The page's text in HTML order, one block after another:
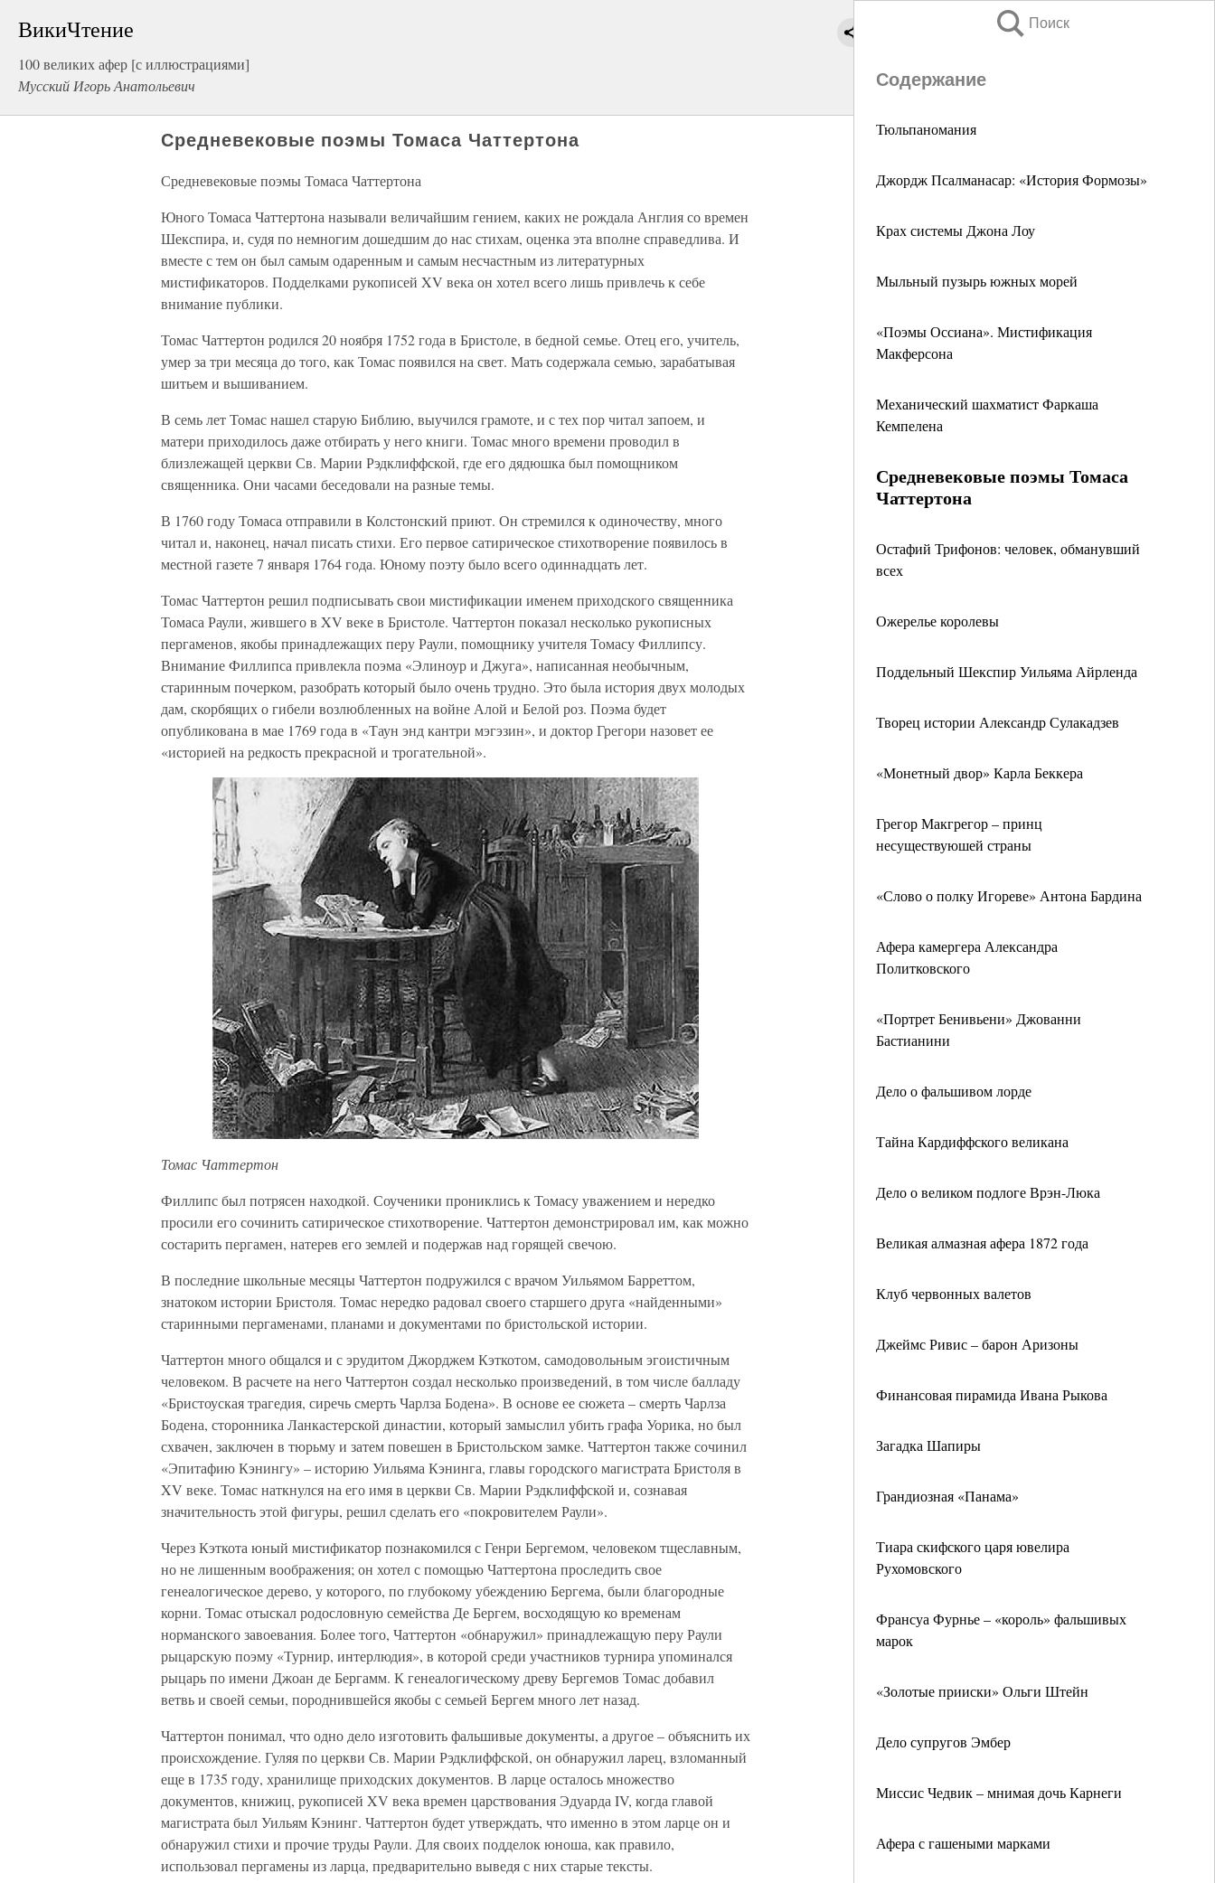
ВикиЧтение
100 великих афер [с иллюстрациями]
Мусский Игорь Анатольевич
Поиск
Содержание
Тюльпаномания
Джордж Псалманасар: «История Формозы»
Крах системы Джона Лоу
Мыльный пузырь южных морей
«Поэмы Оссиана». Мистификация
Макферсона
Механический шахматист Фаркаша
Кемпелена
Средневековые поэмы Томаса
Чаттертона
Остафий Трифонов: человек, обманувший
всех
Ожерелье королевы
Поддельный Шекспир Уильяма Айрленда
Творец истории Александр Сулакадзев
«Монетный двор» Карла Беккера
Грегор Макгрегор – принц
несуществуюшей страны
«Слово о полку Игореве» Антона Бардина
Афера камергера Александра
Политковского
«Портрет Бенивьени» Джованни
Бастианини
Дело о фальшивом лорде
Тайна Кардиффского великана
Дело о великом подлоге Врэн-Люка
Великая алмазная афера 1872 года
Клуб червонных валетов
Джеймс Ривис – барон Аризоны
Финансовая пирамида Ивана Рыкова
Загадка Шапиры
Грандиозная «Панама»
Тиара скифского царя ювелира
Рухомовского
Франсуа Фурнье – «король» фальшивых
марок
«Золотые прииски» Ольги Штейн
Дело супругов Эмбер
Миссис Чедвик – мнимая дочь Карнеги
Афера с гашеными марками
Средневековые поэмы Томаса Чаттертона
Средневековые поэмы Томаса Чаттертона
Юного Томаса Чаттертона называли величайшим гением, каких не рождала Англия со времен
Шекспира, и, судя по немногим дошедшим до нас стихам, оценка эта вполне справедлива. И
вместе с тем он был самым одаренным и самым несчастным из литературных
мистификаторов. Подделками рукописей XV века он хотел всего лишь привлечь к себе
внимание публики.
Томас Чаттертон родился 20 ноября 1752 года в Бристоле, в бедной семье. Отец его, учитель,
умер за три месяца до того, как Томас появился на свет. Мать содержала семью, зарабатывая
шитьем и вышиванием.
В семь лет Томас нашел старую Библию, выучился грамоте, и с тех пор читал запоем, и
матери приходилось даже отбирать у него книги. Томас много времени проводил в
близлежащей церкви Св. Марии Рэдклиффской, где его дядюшка был помощником
священника. Они часами беседовали на разные темы.
В 1760 году Томаса отправили в Колстонский приют. Он стремился к одиночеству, много
читал и, наконец, начал писать стихи. Его первое сатирическое стихотворение появилось в
местной газете 7 января 1764 года. Юному поэту было всего одиннадцать лет.
Томас Чаттертон решил подписывать свои мистификации именем приходского священника
Томаса Раули, жившего в XV веке в Бристоле. Чаттертон показал несколько рукописных
пергаменов, якобы принадлежащих перу Раули, помощнику учителя Томасу Филлипсу.
Внимание Филлипса привлекла поэма «Элиноур и Джуга», написанная необычным,
старинным почерком, разобрать который было очень трудно. Это была история двух молодых
дам, скорбящих о гибели возлюбленных на войне Алой и Белой роз. Поэма будет
опубликована в мае 1769 года в «Таун энд кантри мэгэзин», и доктор Грегори назовет ее
«историей на редкость прекрасной и трогательной».
Томас Чаттертон
Филлипс был потрясен находкой. Соученики прониклись к Томасу уважением и нередко
просили его сочинить сатирическое стихотворение. Чаттертон демонстрировал им, как можно
состарить пергамен, натерев его землей и подержав над горящей свечою.
В последние школьные месяцы Чаттертон подружился с врачом Уильямом Барреттом,
знатоком истории Бристоля. Томас нередко радовал своего старшего друга «найденными»
старинными пергаменами, планами и документами по бристольской истории.
Чаттертон много общался и с эрудитом Джорджем Кэткотом, самодовольным эгоистичным
человеком. В расчете на него Чаттертон создал несколько произведений, в том числе балладу
«Бристоуская трагедия, сиречь смерть Чарлза Бодена». В основе ее сюжета – смерть Чарлза
Бодена, сторонника Ланкастерской династии, который замыслил убить графа Уорика, но был
схвачен, заключен в тюрьму и затем повешен в Бристольском замке. Чаттертон также сочинил
«Эпитафию Кэнингу» – историю Уильяма Кэнинга, главы городского магистрата Бристоля в
XV веке. Томас наткнулся на его имя в церкви Св. Марии Рэдклиффской и, сознавая
значительность этой фигуры, решил сделать его «покровителем Раули».
Через Кэткота юный мистификатор познакомился с Генри Бергемом, человеком тщеславным,
но не лишенным воображения; он хотел с помощью Чаттертона проследить свое
генеалогическое дерево, у которого, по глубокому убеждению Бергема, были благородные
корни. Томас отыскал родословную семейства Де Бергем, восходящую ко временам
норманского завоевания. Более того, Чаттертон «обнаружил» принадлежащую перу Раули
рыцарскую поэму «Турнир, интерлюдия», в которой среди участников турнира упоминался
рыцарь по имени Джоан де Бергамм. К генеалогическому древу Бергемов Томас добавил
ветвь и своей семьи, породнившейся якобы с семьей Бергем много лет назад.
Чаттертон понимал, что одно дело изготовить фальшивые документы, а другое – объяснить их
происхождение. Гуляя по церкви Св. Марии Рэдклиффской, он обнаружил ларец, взломанный
еще в 1735 году, хранилище приходских документов. В ларце осталось множество
документов, книжиц, рукописей XV века времен царствования Эдуарда IV, когда главой
магистрата был Уильям Кэнинг. Чаттертон будет утверждать, что именно в этом ларце он и
обнаружил стихи и прочие труды Раули. Для своих подделок юноша, как правило,
использовал пергамены из ларца, предварительно выведя с них старые тексты.